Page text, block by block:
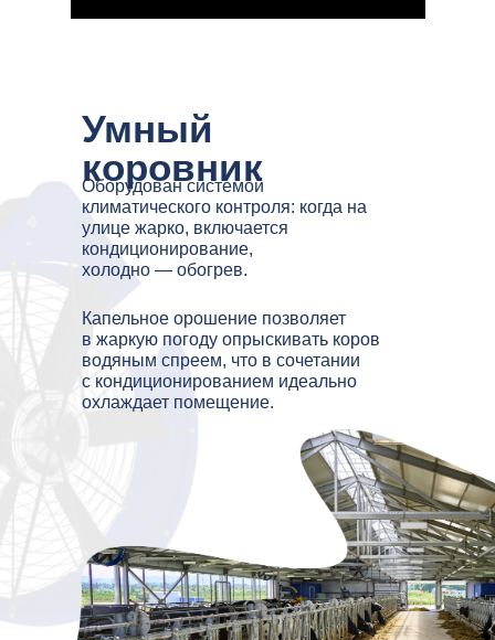
Умный
коровник
Оборудован системой
климатического контроля: когда на
улице жарко, включается
кондиционирование,
холодно — обогрев.
Капельное орошение позволяет
в жаркую погоду опрыскивать коров
водяным спреем, что в сочетании
с кондиционированием идеально
охлаждает помещение.